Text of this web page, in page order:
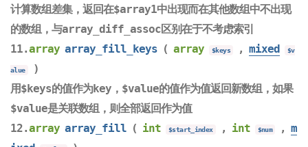
计算数组差集，返回在$array1中出现而在其他数组中不出现
的数组，与array_diff_assoc区别在于不考虑索引
11.array array_fill_keys ( array $keys , mixed $v
alue
)
用$keys的值作为key，$value的值作为值返回新数组，如果
$value是关联数组，则全部返回作为值
12.array array_fill ( int $start_index , int $num , m